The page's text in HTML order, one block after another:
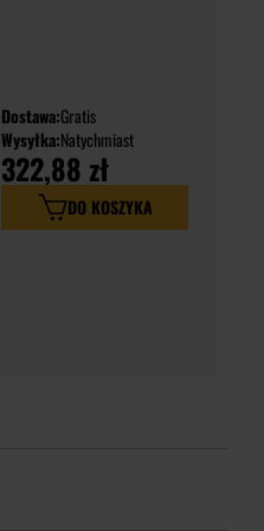
Dostawa:Gratis
Wysyłka:Natychmiast
322,88 zł
DO KOSZYKA